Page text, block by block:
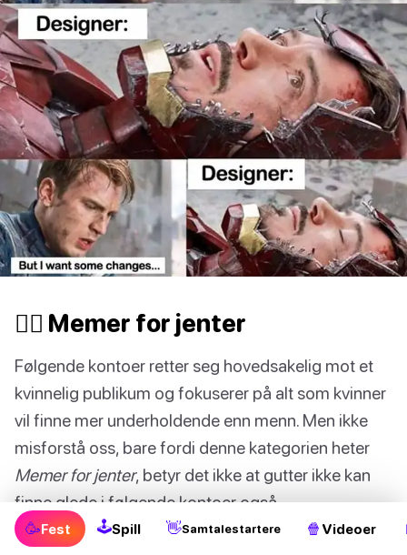
🙋‍♀️ Memer for jenter
Følgende kontoer retter seg hovedsakelig mot et
kvinnelig publikum og fokuserer på alt som kvinner
vil finne mer underholdende enn menn. Men ikke
misforstå oss, bare fordi denne kategorien heter
Memer for jenter, betyr det ikke at gutter ikke kan
finne glede i følgende kontoer også.
🥳Fest 🕹Spill 👋Samtalestartere 🍿 Videoer